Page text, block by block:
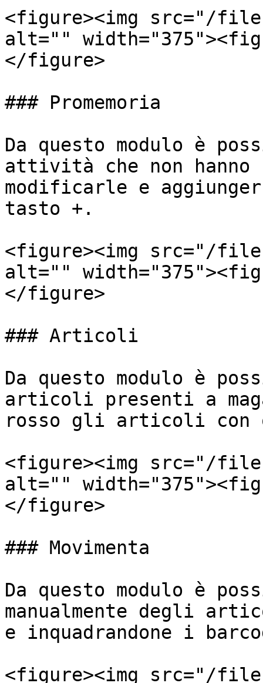
<figure><img src="/
alt=""
</figure>
### Promemoria
Da questo modulo è
attività che non hanno
modificarle e
tasto +.
<figure><img src="/
alt=""
</figure>
### Articoli
Da questo modulo è
articoli presenti a
rosso gli articoli con
<figure><img src="/files/
alt=""
</figure>
### Movimenta
Da questo modulo è
manualmente degli
e inquadrandone i
<figure><img src="/files/